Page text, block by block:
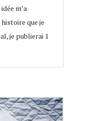
m’a
que je
je publierai 1